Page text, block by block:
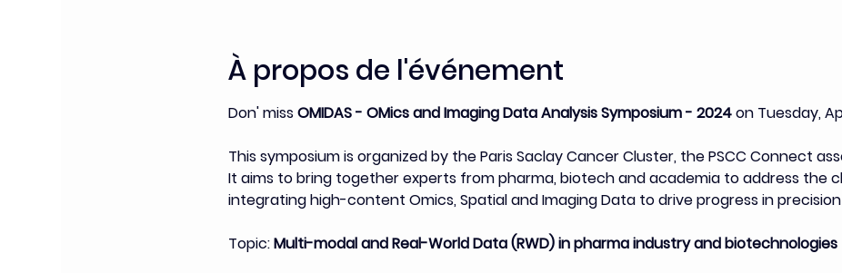
À propos de l'événement
Don' miss OMIDAS - OMics and Imaging Data Analysis Symposium - 2024 on Tuesday,
This symposium is organized by the Paris Saclay Cancer Cluster, the PSCC Connect
It aims to bring together experts from pharma, biotech and academia to address the
integrating high-content Omics, Spatial and Imaging Data to drive progress in
Topic: Multi-modal and Real-World Data (RWD) in pharma industry and biotechnologies